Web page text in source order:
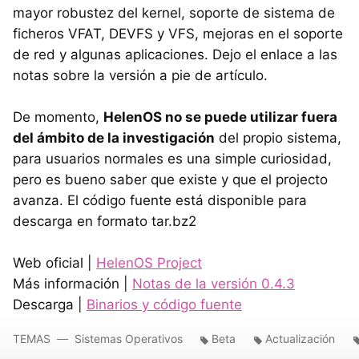
mayor robustez del kernel, soporte de sistema de
ficheros VFAT, DEVFS y VFS, mejoras en el soporte
de red y algunas aplicaciones. Dejo el enlace a las
notas sobre la versión a pie de artículo.
De momento, HelenOS no se puede utilizar fuera
del ámbito de la investigación del propio sistema,
para usuarios normales es una simple curiosidad,
pero es bueno saber que existe y que el projecto
avanza. El código fuente está disponible para
descarga en formato tar.bz2
Web oficial | HelenOS Project
Más información | Notas de la versión 0.4.3
Descarga | Binarios y código fuente
TEMAS Sistemas Operativos Beta Actualización